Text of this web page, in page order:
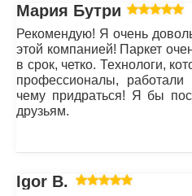
Мария Бутрим
Рекомендую! Я очень
этой компанией! Паркет
в срок, четко. Технологи,
профессионалы,
чему придраться! Я бы
друзьям.
Igor B.